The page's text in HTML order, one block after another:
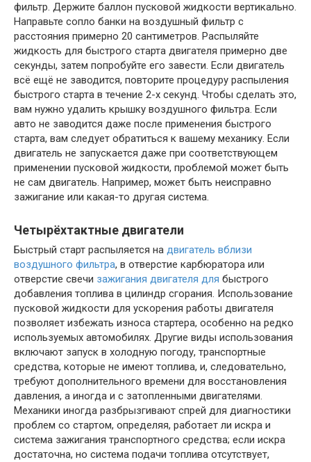
фильтр. Держите баллон пусковой жидкости вертикально.
Направьте сопло банки на воздушный фильтр с
расстояния примерно 20 сантиметров. Распыляйте
жидкость для быстрого старта двигателя примерно две
секунды, затем попробуйте его завести. Если двигатель
всё ещё не заводится, повторите процедуру распыления
быстрого старта в течение 2-х секунд. Чтобы сделать это,
вам нужно удалить крышку воздушного фильтра. Если
авто не заводится даже после применения быстрого
старта, вам следует обратиться к вашему механику. Если
двигатель не запускается даже при соответствующем
применении пусковой жидкости, проблемой может быть
не сам двигатель. Например, может быть неисправно
зажигание или какая-то другая система.
Четырёхтактные двигатели
Быстрый старт распыляется на двигатель вблизи
воздушного фильтра, в отверстие карбюратора или
отверстие свечи зажигания двигателя для быстрого
добавления топлива в цилиндр сгорания. Использование
пусковой жидкости для ускорения работы двигателя
позволяет избежать износа стартера, особенно на редко
используемых автомобилях. Другие виды использования
включают запуск в холодную погоду, транспортные
средства, которые не имеют топлива, и, следовательно,
требуют дополнительного времени для восстановления
давления, а иногда и с затопленными двигателями.
Механики иногда разбрызгивают спрей для диагностики
проблем со стартом, определяя, работает ли искра и
система зажигания транспортного средства; если искра
достаточна, но система подачи топлива отсутствует,